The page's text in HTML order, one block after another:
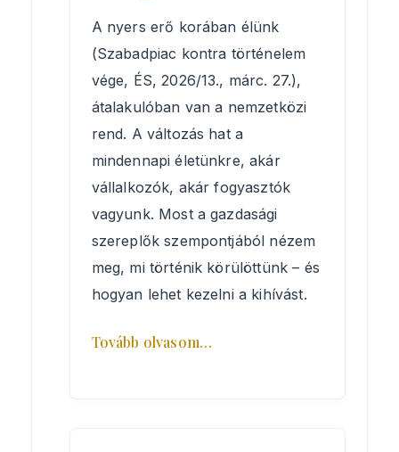
A nyers erő korában élünk
(Szabadpiac kontra történelem
vége, ÉS, 2026/13., márc. 27.),
átalakulóban van a nemzetközi
rend. A változás hat a
mindennapi életünkre, akár
vállalkozók, akár fogyasztók
vagyunk. Most a gazdasági
szereplők szempontjából nézem
meg, mi történik körülöttünk – és
hogyan lehet kezelni a kihívást.
Tovább olvasom…